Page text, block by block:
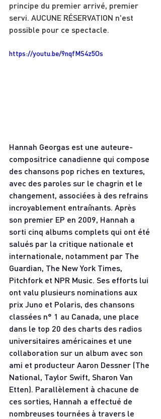
principe du premier arrivé, premier
servi. AUCUNE RÉSERVATION n'est
possible pour ce spectacle.
https://youtu.be/9nqfMS4z5Os
Hannah Georgas est une auteure-
compositrice canadienne qui compose
des chansons pop riches en textures,
avec des paroles sur le chagrin et le
changement, associées à des refrains
incroyablement entraînants. Après
son premier EP en 2009, Hannah a
sorti cinq albums complets qui ont été
salués par la critique nationale et
internationale, notamment par The
Guardian, The New York Times,
Pitchfork et NPR Music. Ses efforts lui
ont valu plusieurs nominations aux
prix Juno et Polaris, des chansons
classées n° 1 au Canada, une place
dans le top 20 des charts des radios
universitaires américaines et une
collaboration sur un album avec son
ami et producteur Aaron Dessner (The
National, Taylor Swift, Sharon Van
Etten). Parallèlement à chacune de
ces sorties, Hannah a effectué de
nombreuses tournées à travers le